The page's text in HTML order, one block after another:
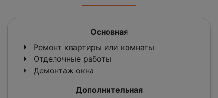
Основная
Ремонт квартиры или комнаты
Отделочные работы
Демонтаж окна
Дополнительная